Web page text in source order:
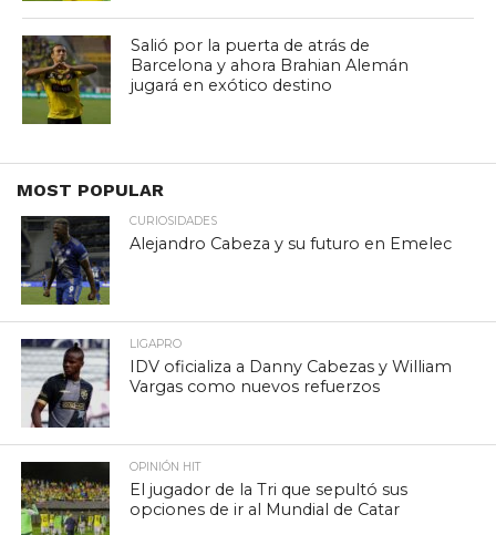
Salió por la puerta de atrás de
Barcelona y ahora Brahian Alemán
jugará en exótico destino
MOST POPULAR
CURIOSIDADES
Alejandro Cabeza y su futuro en Emelec
LIGAPRO
IDV oficializa a Danny Cabezas y William
Vargas como nuevos refuerzos
OPINIÓN HIT
El jugador de la Tri que sepultó sus
opciones de ir al Mundial de Catar